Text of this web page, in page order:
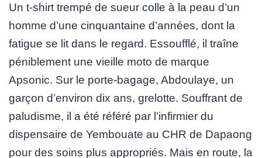
Un t-shirt trempé de sueur colle à la peau d’un
homme d’une cinquantaine d’années, dont la
fatigue se lit dans le regard. Essoufflé, il traîne
péniblement une vieille moto de marque
Apsonic. Sur le porte-bagage, Abdoulaye, un
garçon d’environ dix ans, grelotte. Souffrant de
paludisme, il a été référé par l’infirmier du
dispensaire de Yembouate au CHR de Dapaong
pour des soins plus appropriés. Mais en route, la